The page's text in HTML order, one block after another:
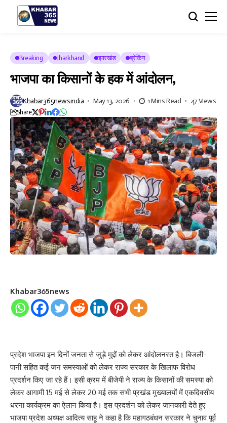
Breaking Jharkhand झारखंड ब्रेकिंग
भाजपा का किसानों के हक में आंदोलन,
Khabar365newsindia May 13, 2026 1 Mins Read 47 Views
Share
Khabar365news
प्रदेश भाजपा इन दिनों जनता से जुड़े मुद्दों को लेकर आंदोलनरत है। बिजली-
पानी सहित कई जन समस्याओं को लेकर राज्य सरकार के खिलाफ विरोध
प्रदर्शन किए जा रहे हैं। इसी क्रम में बीजेपी ने राज्य के किसानों की समस्या को
लेकर आगामी 15 मई से लेकर 20 मई तक सभी प्रखंड मुख्यालयों में एकदिवसीय
धरना कार्यक्रम का ऐलान किया है। इस प्रदर्शन को लेकर जानकारी देते हुए
भाजपा प्रदेश अध्यक्ष आदित्य साहू ने कहा है कि महागठबंधन सरकार ने चुनाव पूर्व